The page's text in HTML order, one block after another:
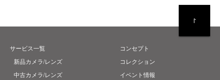
サービス一覧
新品カメラ/レンズ
中古カメラ/レンズ
コンセプト
コレクション
イベント情報